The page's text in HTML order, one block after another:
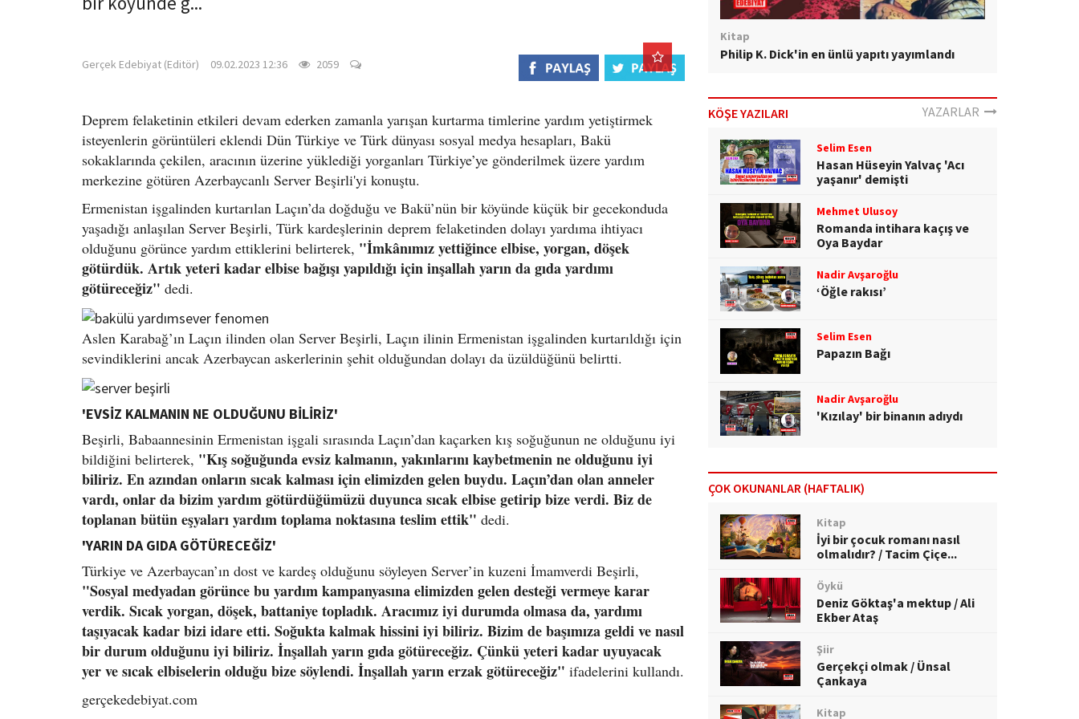
Gerçek Edebiyat (Editör) 09.02.2023 12:36 2059
Deprem felaketinin etkileri devam ederken zamanla yarışan kurtarma timlerine yardım yetiştirmek
isteyenlerin görüntüleri eklendi Dün Türkiye ve Türk dünyası sosyal medya hesapları, Bakü
sokaklarında çekilen, aracının üzerine yüklediği yorganları Türkiye’ye gönderilmek üzere yardım
merkezine götüren Azerbaycanlı Server Beşirli'yi konuştu.
Ermenistan işgalinden kurtarılan Laçın’da doğduğu ve Bakü’nün bir köyünde küçük bir gecekonduda
yaşadığı anlaşılan Server Beşirli, Türk kardeşlerinin deprem felaketinden dolayı yardıma ihtiyacı
olduğunu görünce yardım ettiklerini belirterek, "İmkânımız yettiğince elbise, yorgan, döşek
götürdük. Artık yeteri kadar elbise bağışı yapıldığı için inşallah yarın da gıda yardımı
götüreceğiz" dedi.
Aslen Karabağ’ın Laçın ilinden olan Server Beşirli, Laçın ilinin Ermenistan işgalinden kurtarıldığı için
sevindiklerini ancak Azerbaycan askerlerinin şehit olduğundan dolayı da üzüldüğünü belirtti.
'EVSİZ KALMANIN NE OLDUĞUNU BİLİRİZ'
Beşirli, Babaannesinin Ermenistan işgali sırasında Laçın’dan kaçarken kış soğuğunun ne olduğunu iyi
bildiğini belirterek, "Kış soğuğunda evsiz kalmanın, yakınlarını kaybetmenin ne olduğunu iyi
biliriz. En azından onların sıcak kalması için elimizden gelen buydu. Laçın’dan olan anneler
vardı, onlar da bizim yardım götürdüğümüzü duyunca sıcak elbise getirip bize verdi. Biz de
toplanan bütün eşyaları yardım toplama noktasına teslim ettik" dedi.
'YARIN DA GIDA GÖTÜRECEĞİZ'
Türkiye ve Azerbaycan’ın dost ve kardeş olduğunu söyleyen Server’in kuzeni İmamverdi Beşirli,
"Sosyal medyadan görünce bu yardım kampanyasına elimizden gelen desteği vermeye karar
verdik. Sıcak yorgan, döşek, battaniye topladık. Aracımız iyi durumda olmasa da, yardımı
taşıyacak kadar bizi idare etti. Soğukta kalmak hissini iyi biliriz. Bizim de başımıza geldi ve nasıl
bir durum olduğunu iyi biliriz. İnşallah yarın gıda götüreceğiz. Çünkü yeteri kadar uyuyacak
yer ve sıcak elbiselerin olduğu bize söylendi. İnşallah yarın erzak götüreceğiz" ifadelerini kullandı.
gerçekedebiyat.com
Kitap
Philip K. Dick'in en ünlü yapıtı yayımlandı
KÖŞE YAZILARI YAZARLAR
Selim Esen
Hasan Hüseyin Yalvaç 'Acı
yaşanır' demişti
Mehmet Ulusoy
Romanda intihara kaçış ve
Oya Baydar
Nadir Avşaroğlu
‘Öğle rakısı’
Selim Esen
Papazın Bağı
Nadir Avşaroğlu
'Kızılay' bir binanın adıydı
ÇOK OKUNANLAR (HAFTALIK)
Kitap
İyi bir çocuk romanı nasıl
olmalıdır? / Tacim Çiçe...
Öykü
Deniz Göktaş'a mektup / Ali
Ekber Ataş
Şiir
Gerçekçi olmak / Ünsal
Çankaya
Kitap